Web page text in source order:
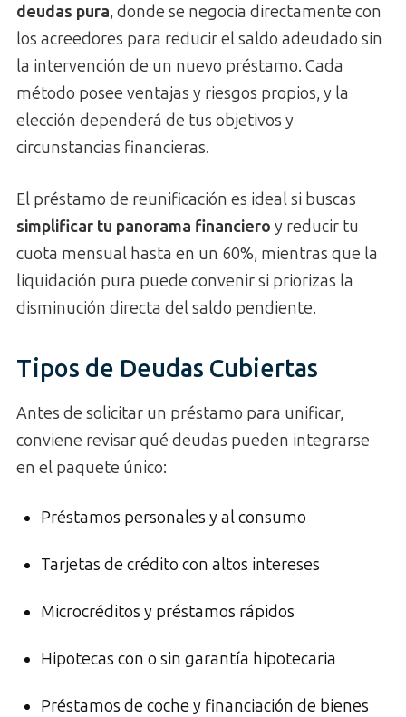
deudas pura, donde se negocia directamente con
los acreedores para reducir el saldo adeudado sin
la intervención de un nuevo préstamo. Cada
método posee ventajas y riesgos propios, y la
elección dependerá de tus objetivos y
circunstancias financieras.
El préstamo de reunificación es ideal si buscas
simplificar tu panorama financiero y reducir tu
cuota mensual hasta en un 60%, mientras que la
liquidación pura puede convenir si priorizas la
disminución directa del saldo pendiente.
Tipos de Deudas Cubiertas
Antes de solicitar un préstamo para unificar,
conviene revisar qué deudas pueden integrarse
en el paquete único:
Préstamos personales y al consumo
Tarjetas de crédito con altos intereses
Microcréditos y préstamos rápidos
Hipotecas con o sin garantía hipotecaria
Préstamos de coche y financiación de bienes